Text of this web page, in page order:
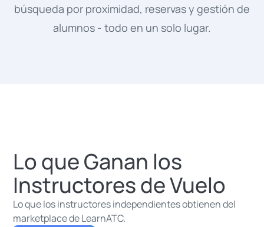
búsqueda por proximidad, reservas y gestión de
alumnos - todo en un solo lugar.
Lo que Ganan los
Instructores de Vuelo
Lo que los instructores independientes obtienen del
marketplace de LearnATC.